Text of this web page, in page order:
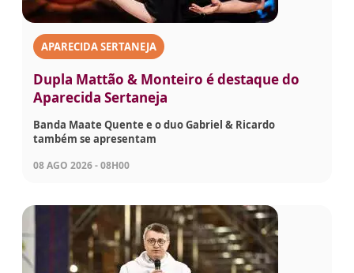
APARECIDA SERTANEJA
Dupla Mattão & Monteiro é destaque do
Aparecida Sertaneja
Banda Maate Quente e o duo Gabriel & Ricardo
também se apresentam
08 AGO 2026 - 08H00